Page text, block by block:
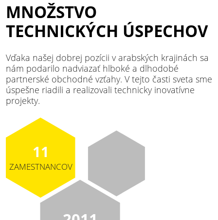
MNOŽSTVO
TECHNICKÝCH ÚSPECHOV
Vďaka našej dobrej pozícii v arabských krajinách sa
nám podarilo nadviazať hlboké a dlhodobé
partnerské obchodné vzťahy. V tejto časti sveta sme
úspešne riadili a realizovali technicky inovatívne
projekty.
11
ZAMESTNANCOV